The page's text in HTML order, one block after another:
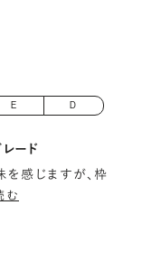
E D
ード
感じますが、枠
む